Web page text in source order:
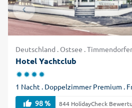
Deutschland . Ostsee .
Hotel Yachtclub
1 Nacht . Doppelzimmer Premium .
98 %
844 HolidayCheck